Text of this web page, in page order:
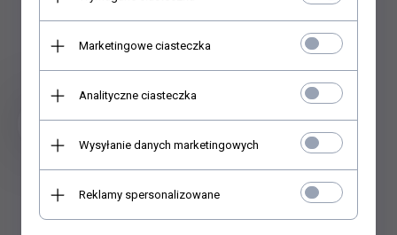
100x płyta DVD z nadrukiem w pełnym kolorze
Marketingowe ciasteczka
Analityczne ciasteczka
Wysyłanie danych marketingowych
Reklamy spersonalizowane